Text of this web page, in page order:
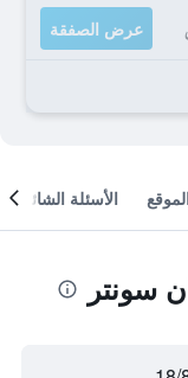
عرض الصفقة
الموقع الأسئلة الشائعة
سونتر